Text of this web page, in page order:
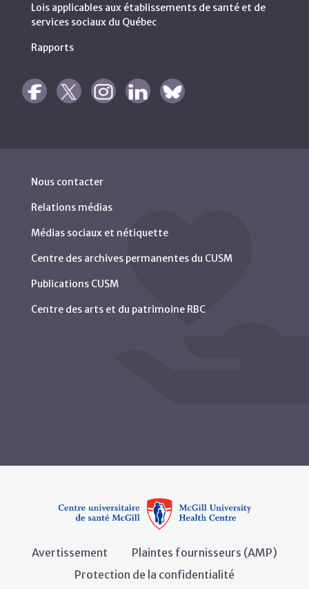
Lois applicables aux établissements de santé et de
services sociaux du Québec
Rapports
Nous contacter
Relations médias
Médias sociaux et nétiquette
Centre des archives permanentes du CUSM
Publications CUSM
Centre des arts et du patrimoine RBC
Avertissement
Plaintes fournisseurs (AMP)
Protection de la confidentialité